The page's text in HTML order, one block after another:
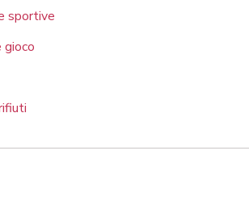
sportive
gioco